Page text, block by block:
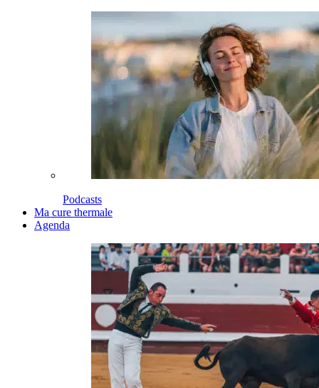
Podcasts
Ma cure thermale
Agenda